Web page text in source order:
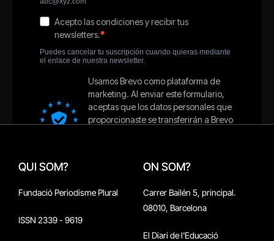
QUI SOM?
Fundació Periodisme Plural
ISSN 2339 - 9619
ON SOM?
Carrer Bailén 5, principal.
08010, Barcelona
El Diari de l'Educació